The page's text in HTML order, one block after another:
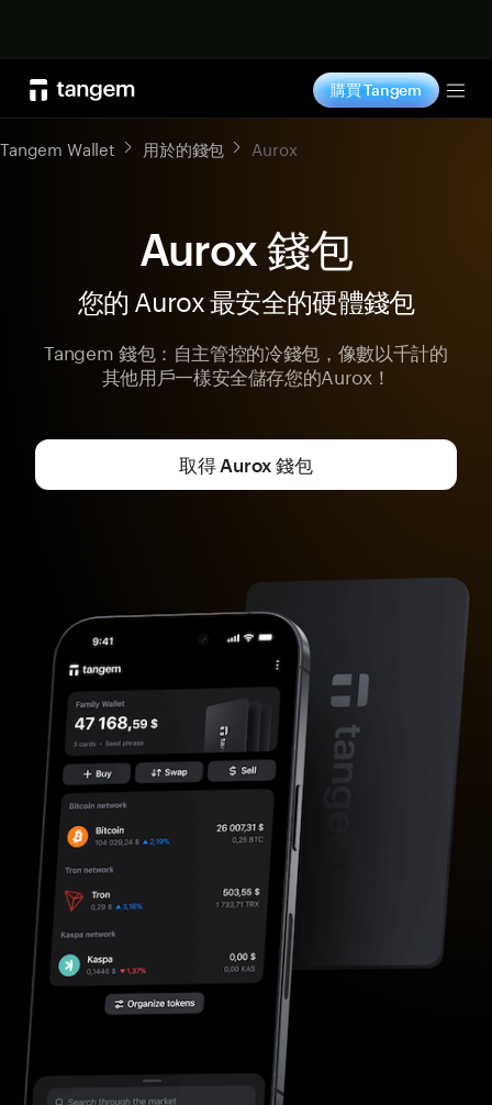
購買 Tangem
Tangem Wallet 用於的錢包 Aurox
Aurox 錢包
您的 Aurox 最安全的硬體錢包
Tangem 錢包：自主管控的冷錢包，像數以千計的
其他用戶一樣安全儲存您的Aurox！
取得 Aurox 錢包